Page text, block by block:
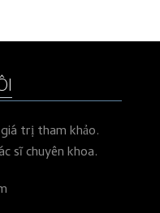
trị tham khảo.
sĩ chuyên khoa.